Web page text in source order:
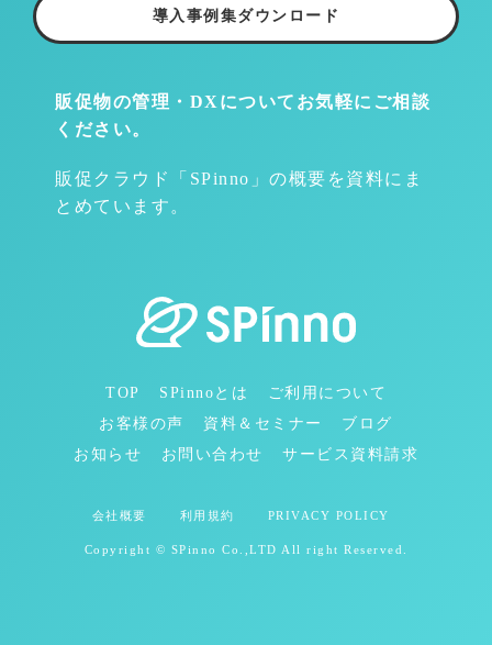
販促物の管理・DXについて お気軽にご相談
ください。
販促クラウド「SPinno」の概要を資料にま
とめています。
導入事例集ダウンロード
TOP SPinnoとは
ご利用について
お客様の声
資料＆セミナー
ブログ
お知らせ
お問い合わせ サービス資料請求
会社概要 利用規約 PRIVACY POLICY
Copyright © SPinno Co.,LTD All right Reserved.